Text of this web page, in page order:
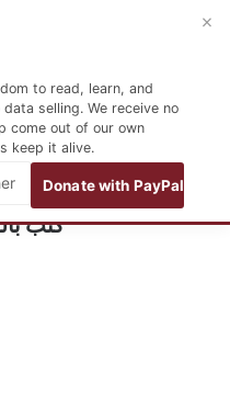
العربية
كتب
to read, learn, and
selling. We receive no
come out of our own
keep it alive.
Donate with PayPal
×